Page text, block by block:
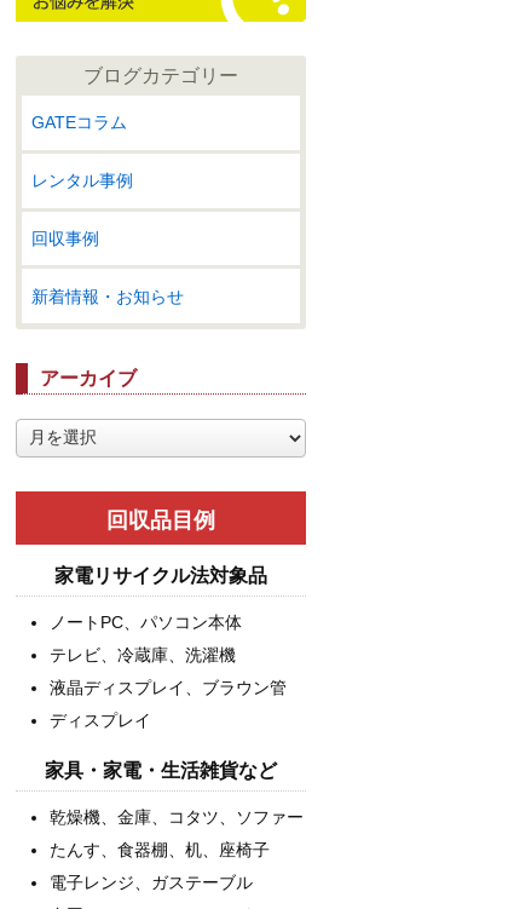
ブログカテゴリー
GATEコラム
レンタル事例
回収事例
新着情報・お知らせ
アーカイブ
ー
回収品目例
家電リサイクル法対象品
ノートPC、パソコン本体
テレビ、冷蔵庫、洗濯機
液晶ディスプレイ、ブラウン管
ディスプレイ
家具・家電・生活雑貨など
乾燥機、金庫、コタツ、ソファー
たんす、食器棚、机、座椅子
電子レンジ、ガステーブル